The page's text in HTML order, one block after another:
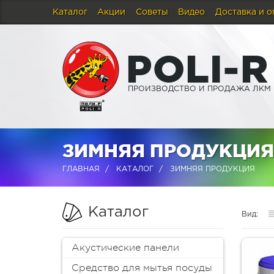
Каталог Акции Советы Видео Доставка и
POLI-R
ПРОИЗВОДСТВО И ПРОДАЖА ЛКМ
ЗИМНЯЯ
ГЛАВНАЯ КАТАЛОГ ЗИМНЯЯ ПРОДУКЦИЯ
Каталог
Акустические панели
Средство для мытья посуды
Вид: